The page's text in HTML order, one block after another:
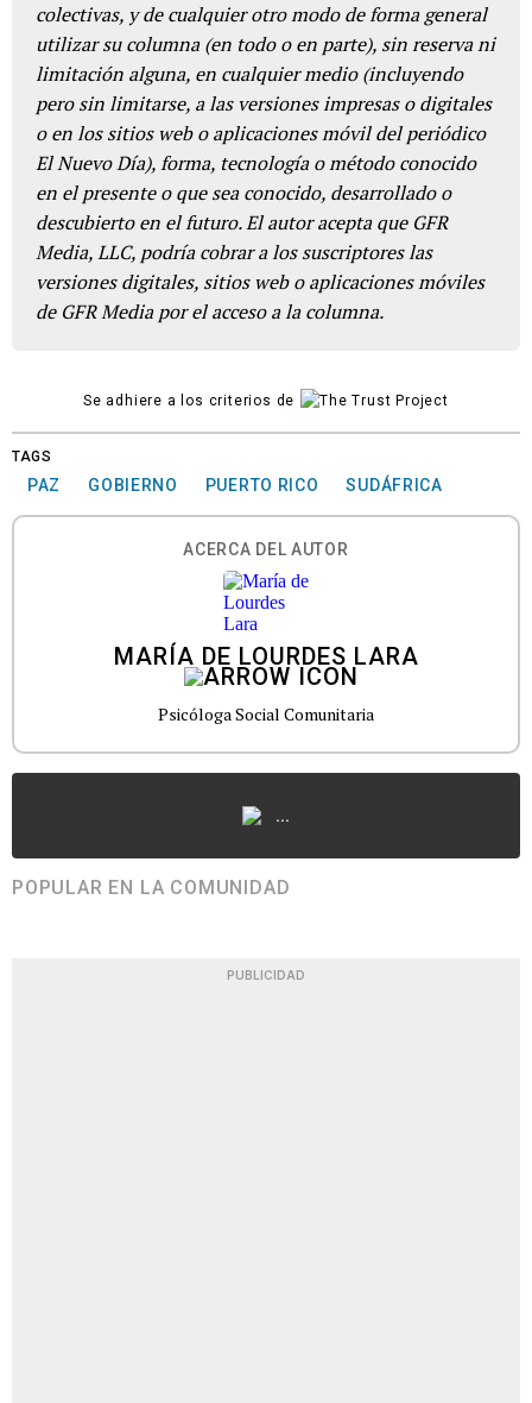
colectivas, y de cualquier otro modo de forma general
utilizar su columna (en todo o en parte), sin reserva ni
limitación alguna, en cualquier medio (incluyendo
pero sin limitarse, a las versiones impresas o digitales
o en los sitios web o aplicaciones móvil del periódico
El Nuevo Día), forma, tecnología o método conocido
en el presente o que sea conocido, desarrollado o
descubierto en el futuro. El autor acepta que GFR
Media, LLC, podría cobrar a los suscriptores las
versiones digitales, sitios web o aplicaciones móviles
de GFR Media por el acceso a la columna.
Se adhiere a los criterios de
TAGS
PAZ GOBIERNO PUERTO RICO SUDÁFRICA
ACERCA DEL AUTOR
MARÍA DE LOURDES LARA
Psicóloga Social Comunitaria
...
POPULAR EN LA COMUNIDAD
PUBLICIDAD